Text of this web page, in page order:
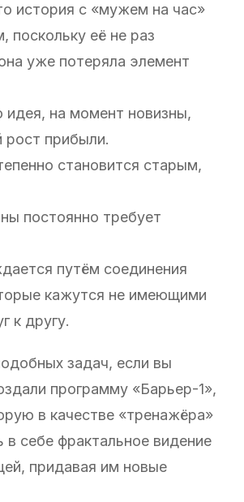
история с «мужем на час»
её не раз
уже потеряла элемент
идея, на момент новизны,
рост прибыли.
становится старым,
постоянно требует
путём соединения
кажутся не имеющими
к другу.
задач, если вы
программу «Барьер-1»,
в качестве «тренажёра»
себе фрактальное видение
придавая им новые